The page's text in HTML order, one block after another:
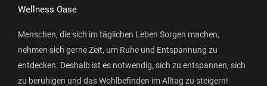
Wellness Oase
Menschen, die sich im täglichen Leben Sorgen machen,
nehmen sich gerne Zeit, um Ruhe und Entspannung zu
entdecken. Deshalb ist es notwendig, sich zu entspannen, sich
zu beruhigen und das Wohlbefinden im Alltag zu steigern!